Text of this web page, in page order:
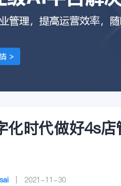
化时代做好4s
| 2021-11-30